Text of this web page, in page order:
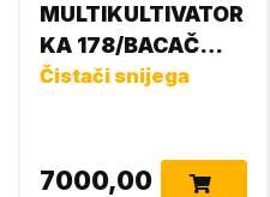
MULTIKULTIVATOR
KA 178/BACAČ
SNIJEGA SA
KA 178 2701 10KS
Čistači snijega
7000,00